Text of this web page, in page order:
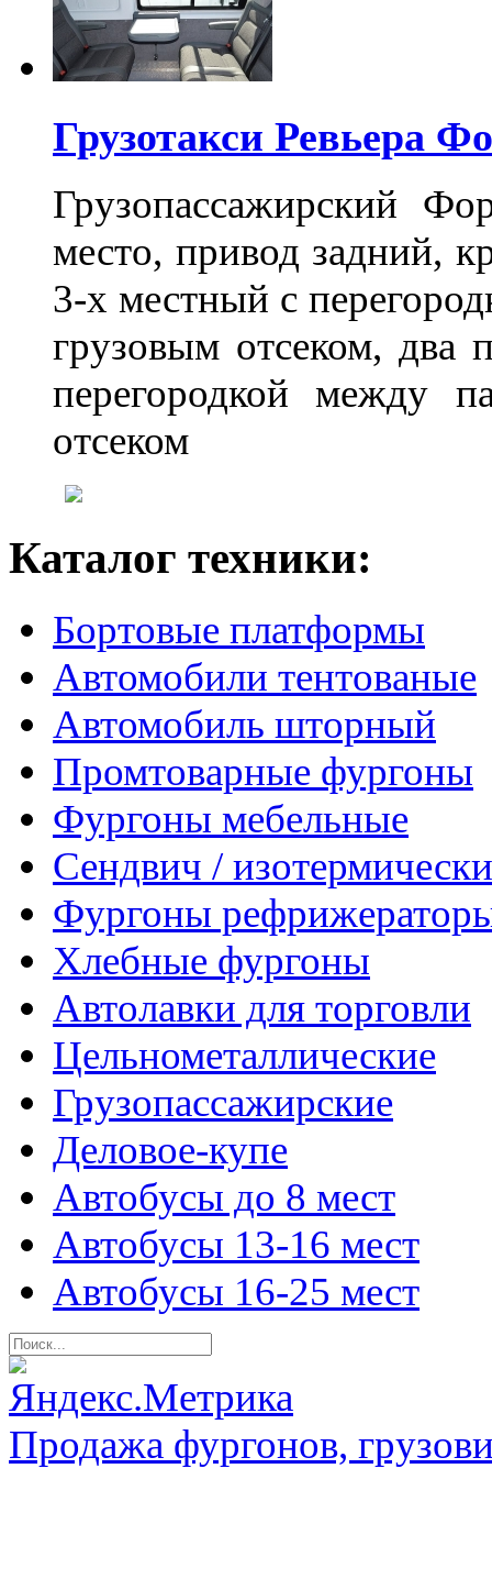
Грузотакси Ревьера
Грузопассажирский
место, привод задний,
3-х местный с
грузовым отсеком, два
перегородкой между
отсеком
Каталог техники:
Бортовые платформы
Автомобили тентованые
Автомобиль шторный
Промтоварные фургоны
Фургоны мебельные
Сендвич /
Фургоны
Хлебные фургоны
Автолавки для торговли
Цельнометаллические
Грузопассажирские
Деловое-купе
Автобусы до 8 мест
Автобусы 13-16 мест
Автобусы 16-25 мест
Продажа фургонов,